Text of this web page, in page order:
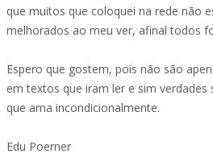
que muitos que coloquei na rede não
melhorados ao meu ver, afinal todos
Espero que gostem, pois não são
em textos que iram ler e sim verdades
que ama incondicionalmente.
Edu Poerner